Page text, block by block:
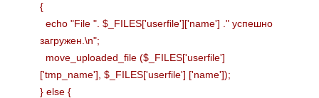
{
echo "File ". $_FILES['userfile']['name'] ." успешно
загружен.\n";
move_uploaded_file ($_FILES['userfile']
['tmp_name'], $_FILES['userfile'] ['name']);
} else {